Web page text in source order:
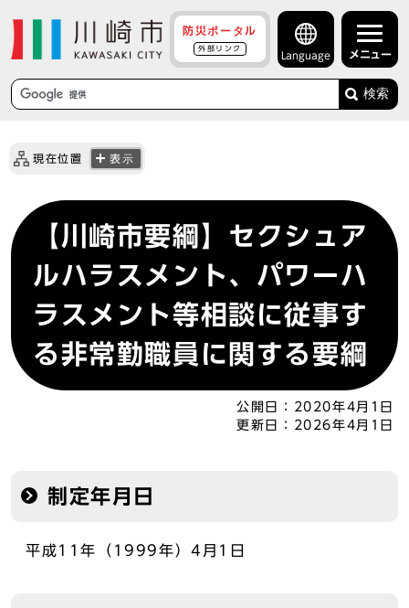
防災ポータル
外部リンク
Language メニュー
検索
現在位置 表示
【川崎市要綱】セクシュア
ルハラスメント、パワーハ
ラスメント等相談に従事す
る非常勤職員に関する要綱
公開日：
2020年4月1日
更新日：
2026年4月1日
制定年月日
平成11年（1999年）4月1日